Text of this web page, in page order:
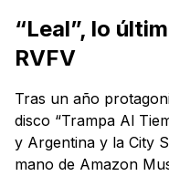
“Leal”, lo
RVFV
Tras un año
disco “Trampa Al
y Argentina y la City
mano de Amazon